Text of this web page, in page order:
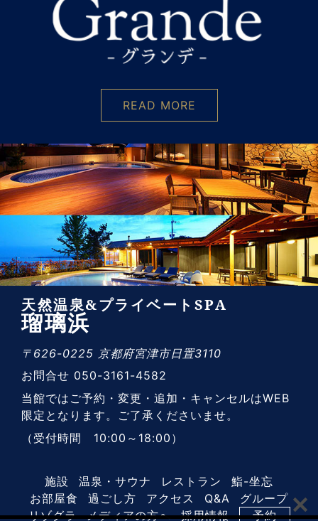
READ MORE
天然温泉&プライベートSPA
瑠璃浜
〒626-0225 京都府宮津市日置3110
お問合せ 050-3161-4582
当館ではご予約・変更・追加・キャンセルはWEB
限定となります。ご了承くださいませ。
（受付時間 10:00～18:00）
施設 温泉・サウナ レストラン
鮨-坐忘
お部屋食
過ごし方 アクセス Q&A
グループ
リゾグラ
メディアの方へ 採用情報 予約